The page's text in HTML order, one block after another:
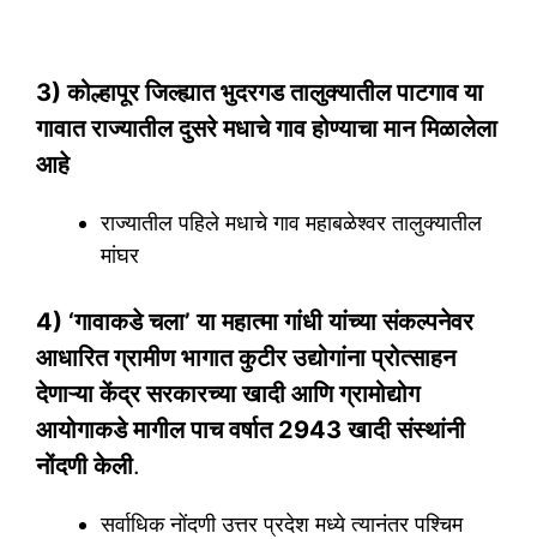
3) कोल्हापूर जिल्ह्यात भुदरगड तालुक्यातील पाटगाव या
गावात राज्यातील दुसरे मधाचे गाव होण्याचा मान मिळालेला
आहे
राज्यातील पहिले मधाचे गाव महाबळेश्वर तालुक्यातील
मांघर
4) ‘गावाकडे चला’ या महात्मा गांधी यांच्या संकल्पनेवर
आधारित ग्रामीण भागात कुटीर उद्योगांना प्रोत्साहन
देणाऱ्या केंद्र सरकारच्या खादी आणि ग्रामोद्योग
आयोगाकडे मागील पाच वर्षात 2943 खादी संस्थांनी
नोंदणी केली.
सर्वाधिक नोंदणी उत्तर प्रदेश मध्ये त्यानंतर पश्चिम